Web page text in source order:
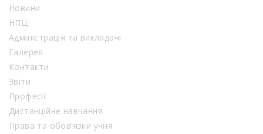
Новини
НПЦ
Адміністрація та викладачі
Галерея
Контакти
Звіти
Професії
Дистанційне навчання
Права та обов’язки учня